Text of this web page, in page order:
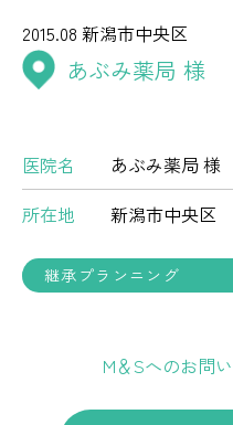
2015.08 新潟市中央区
あぶみ薬局 様
医院名
あぶみ薬局 様
所在地
新潟市中央区
継承プランニング
M＆Sへのお問